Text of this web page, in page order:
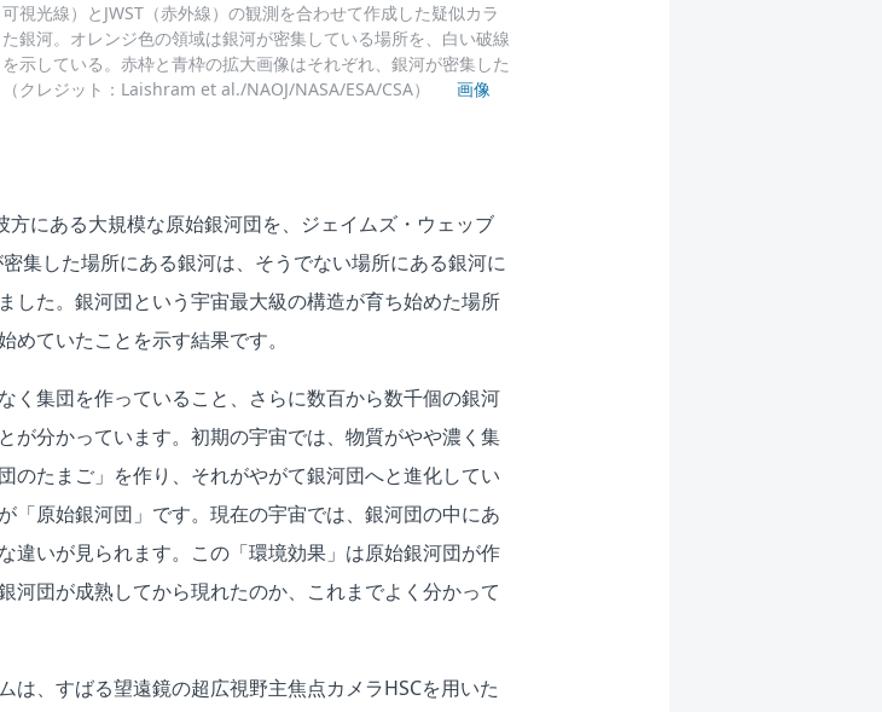
視光線）とJWST（赤外線）の観測を合わせて作成した疑似カラ
銀河。オレンジ色の領域は銀河が密集している場所を、白い破線
示している。赤枠と青枠の拡大画像はそれぞれ、銀河が密集した
クレジット：Laishram et al./NAOJ/NASA/ESA/CSA）
画像
にある大規模な原始銀河団を、ジェイムズ・ウェッブ
集した場所にある銀河は、そうでない場所にある銀河に
した。銀河団という宇宙最大級の構造が育ち始めた場所
ていたことを示す結果です。
く集団を作っていること、さらに数百から数千個の銀河
が分かっています。初期の宇宙では、物質がやや濃く集
のたまご」を作り、それがやがて銀河団へと進化してい
「原始銀河団」です。現在の宇宙では、銀河団の中にあ
違いが見られます。この「環境効果」は原始銀河団が作
河団が成熟してから現れたのか、これまでよく分かって
は、すばる望遠鏡の超広視野主焦点カメラHSCを用いた